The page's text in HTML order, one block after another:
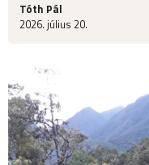
Tóth Pál
2026. július 20.